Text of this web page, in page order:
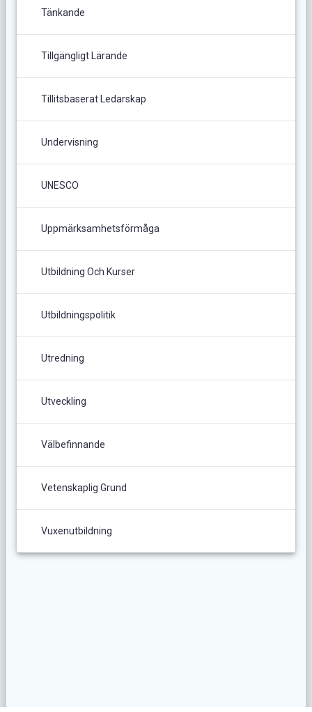
Tänkande
Tillgängligt Lärande
Tillitsbaserat Ledarskap
Undervisning
UNESCO
Uppmärksamhetsförmåga
Utbildning Och Kurser
Utbildningspolitik
Utredning
Utveckling
Välbefinnande
Vetenskaplig Grund
Vuxenutbildning